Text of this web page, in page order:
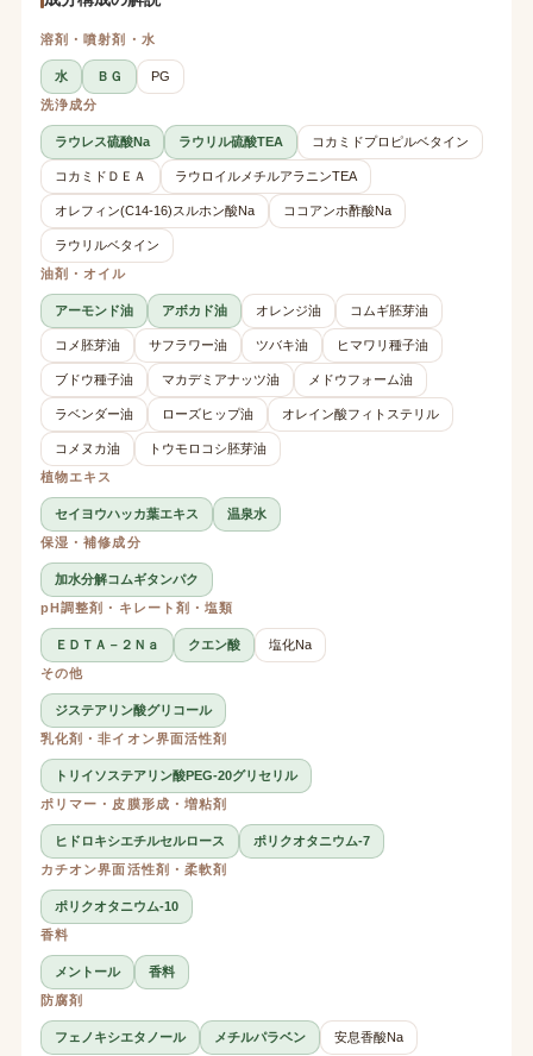
溶剤・噴射剤・水
水 ＢＧ
PG
洗浄成分
ラウレス硫酸Na ラウリル硫酸TEA コカミドプロピルベタイン
コカミドＤＥＡ ラウロイルメチルアラニンTEA
オレフィン(C14-16)スルホン酸Na ココアンホ酢酸Na
ラウリルベタイン
油剤・オイル
アーモンド油 アボカド油 オレンジ油 コムギ胚芽油
コメ胚芽油 サフラワー油 ツバキ油 ヒマワリ種子油
ブドウ種子油 マカデミアナッツ油 メドウフォーム油
ラベンダー油 ローズヒップ油 オレイン酸フィトステリル
コメヌカ油
トウモロコシ胚芽油
植物エキス
セイヨウハッカ葉エキス
温泉水
保湿・補修成分
加水分解コムギタンパク
pH調整剤・キレート剤・塩類
ＥＤＴＡ－２Ｎａ クエン酸
塩化Na
その他
ジステアリン酸グリコール
乳化剤・非イオン界面活性剤
トリイソステアリン酸PEG-20グリセリル
ポリマー・皮膜形成・増粘剤
ヒドロキシエチルセルロース
ポリクオタニウム-7
カチオン界面活性剤・柔軟剤
ポリクオタニウム-10
香料
メントール
香料
防腐剤
フェノキシエタノール メチルパラベン 安息香酸Na